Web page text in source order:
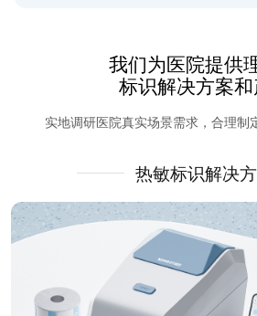
我们为医院提供
标识解决方案
实地调研医院真实场景需求，合理制
热敏标识解决